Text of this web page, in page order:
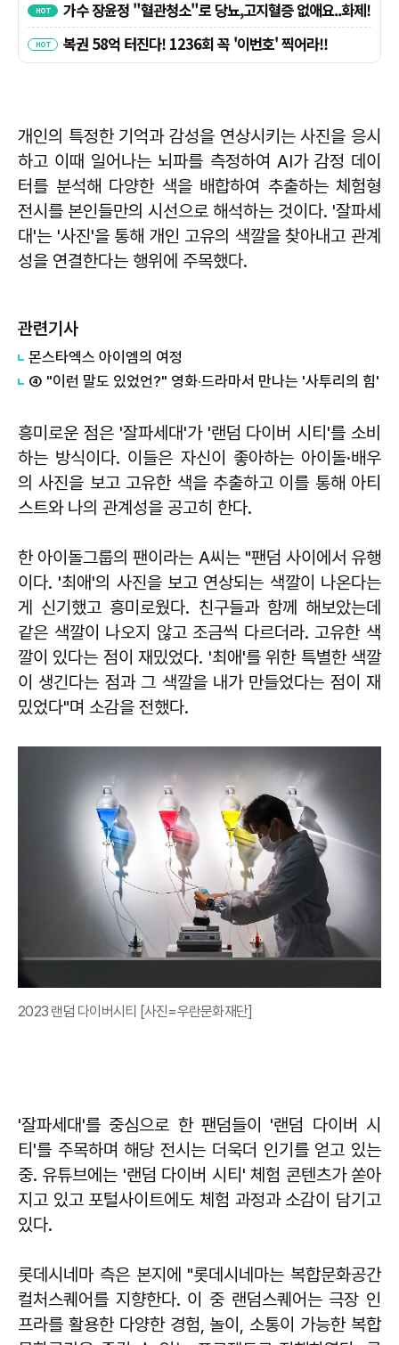
개인의 특정한 기억과 감성을 연상시키는 사진을 응시
하고 이때 일어나는 뇌파를 측정하여 AI가 감정 데이
터를 분석해 다양한 색을 배합하여 추출하는 체험형
전시를 본인들만의 시선으로 해석하는 것이다. '잘파세
대'는 '사진'을 통해 개인 고유의 색깔을 찾아내고 관계
성을 연결한다는 행위에 주목했다.
관련기사
몬스타엑스 아이엠의 여정
④ "이런 말도 있었언?" 영화·드라마서 만나는 '사투리의 힘'
흥미로운 점은 '잘파세대'가 '랜덤 다이버 시티'를 소비
하는 방식이다. 이들은 자신이 좋아하는 아이돌·배우
의 사진을 보고 고유한 색을 추출하고 이를 통해 아티
스트와 나의 관계성을 공고히 한다.
한 아이돌그룹의 팬이라는 A씨는 "팬덤 사이에서 유행
이다. '최애'의 사진을 보고 연상되는 색깔이 나온다는
게 신기했고 흥미로웠다. 친구들과 함께 해보았는데
같은 색깔이 나오지 않고 조금씩 다르더라. 고유한 색
깔이 있다는 점이 재밌었다. '최애'를 위한 특별한 색깔
이 생긴다는 점과 그 색깔을 내가 만들었다는 점이 재
밌었다"며 소감을 전했다.
2023 랜덤 다이버시티 [사진=우란문화재단]
'잘파세대'를 중심으로 한 팬덤들이 '랜덤 다이버 시
티'를 주목하며 해당 전시는 더욱더 인기를 얻고 있는
중. 유튜브에는 '랜덤 다이버 시티' 체험 콘텐츠가 쏟아
지고 있고 포털사이트에도 체험 과정과 소감이 담기고
있다.
롯데시네마 측은 본지에 "롯데시네마는 복합문화공간
컬처스퀘어를 지향한다. 이 중 랜덤스퀘어는 극장 인
프라를 활용한 다양한 경험, 놀이, 소통이 가능한 복합